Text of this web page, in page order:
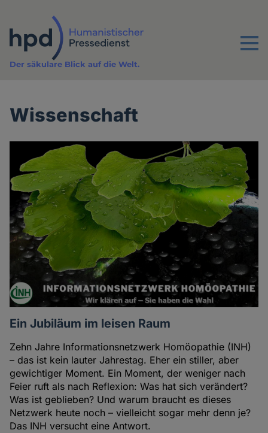
Inhalt
Menu
Der säkulare Blick auf die Welt.
Wissenschaft
Ein Jubiläum im leisen Raum
Zehn Jahre Informationsnetzwerk Homöopathie (INH)
– das ist kein lauter Jahrestag. Eher ein stiller, aber
gewichtiger Moment. Ein Moment, der weniger nach
Feier ruft als nach Reflexion: Was hat sich verändert?
Was ist geblieben? Und warum braucht es dieses
Netzwerk heute noch – vielleicht sogar mehr denn je?
Das INH versucht eine Antwort.